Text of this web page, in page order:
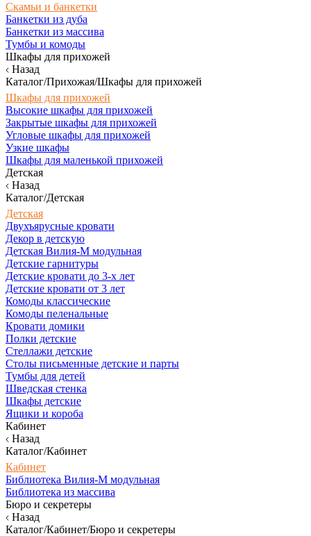
Скамьи и банкетки
Банкетки из дуба
Банкетки из массива
Тумбы и комоды
Шкафы для прихожей
Назад
Каталог/Прихожая/Шкафы для прихожей
Шкафы для прихожей
Высокие шкафы для прихожей
Закрытые шкафы для прихожей
Угловые шкафы для прихожей
Узкие шкафы
Шкафы для маленькой прихожей
Детская
Назад
Каталог/Детская
Детская
Двухъярусные кровати
Декор в детскую
Детская Вилия-М модульная
Детские гарнитуры
Детские кровати до 3-х лет
Детские кровати от 3 лет
Комоды классические
Комоды пеленальные
Кровати домики
Полки детские
Стеллажи детские
Столы письменные детские и парты
Тумбы для детей
Шведская стенка
Шкафы детские
Ящики и короба
Кабинет
Назад
Каталог/Кабинет
Кабинет
Библиотека Вилия-М модульная
Библиотека из массива
Бюро и секретеры
Назад
Каталог/Кабинет/Бюро и секретеры